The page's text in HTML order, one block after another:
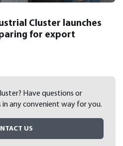
Cluster launches
for export
Have questions or
in any convenient way for you.
US